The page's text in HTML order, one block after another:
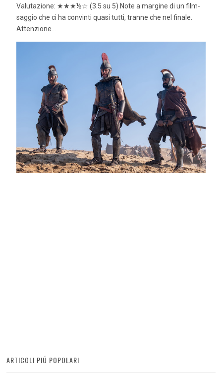
Valutazione: ★★★½☆ (3.5 su 5) Note a margine di un film-
saggio che ci ha convinti quasi tutti, tranne che nel finale.
Attenzione...
ARTICOLI PIÚ POPOLARI